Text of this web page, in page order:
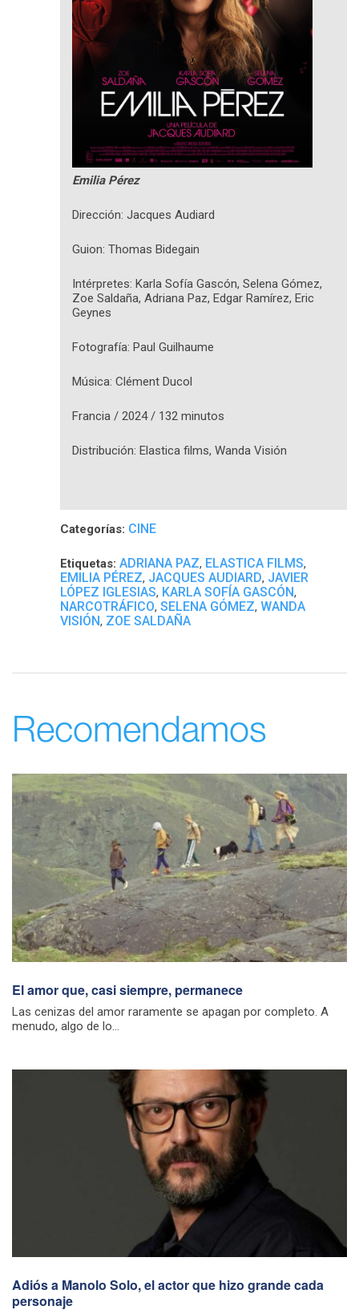
Emilia Pérez
Dirección: Jacques Audiard
Guion: Thomas Bidegain
Intérpretes: Karla Sofía Gascón, Selena Gómez,
Zoe Saldaña, Adriana Paz, Edgar Ramírez, Eric
Geynes
Fotografía: Paul Guilhaume
Música: Clément Ducol
Francia / 2024 / 132 minutos
Distribución: Elastica films, Wanda Visión
Categorías: CINE
Etiquetas: ADRIANA PAZ, ELASTICA FILMS,
EMILIA PÉREZ, JACQUES AUDIARD, JAVIER
LÓPEZ IGLESIAS, KARLA SOFÍA GASCÓN,
NARCOTRÁFICO, SELENA GÓMEZ, WANDA
VISIÓN, ZOE SALDAÑA
Recomendamos
El amor que, casi siempre, permanece
Las cenizas del amor raramente se apagan por completo. A
menudo, algo de lo...
Adiós a Manolo Solo, el actor que hizo grande cada
personaje